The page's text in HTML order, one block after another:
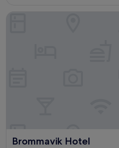
Brommavik Hotel
Brommavik Hotel
Brommavik Hotel